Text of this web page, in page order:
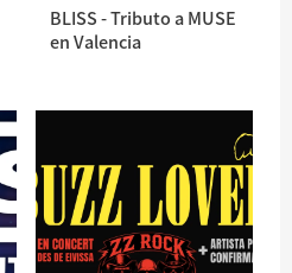
BLISS - Tributo a MUSE
en Valencia